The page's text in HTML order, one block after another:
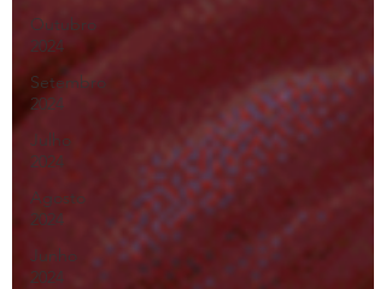
Outubro
2024
Setembro
2024
Julho
2024
Agosto
2024
Junho
2024